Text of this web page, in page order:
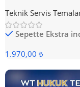
Teknik Servis
Sepette Ekstra
1.970,00 ₺